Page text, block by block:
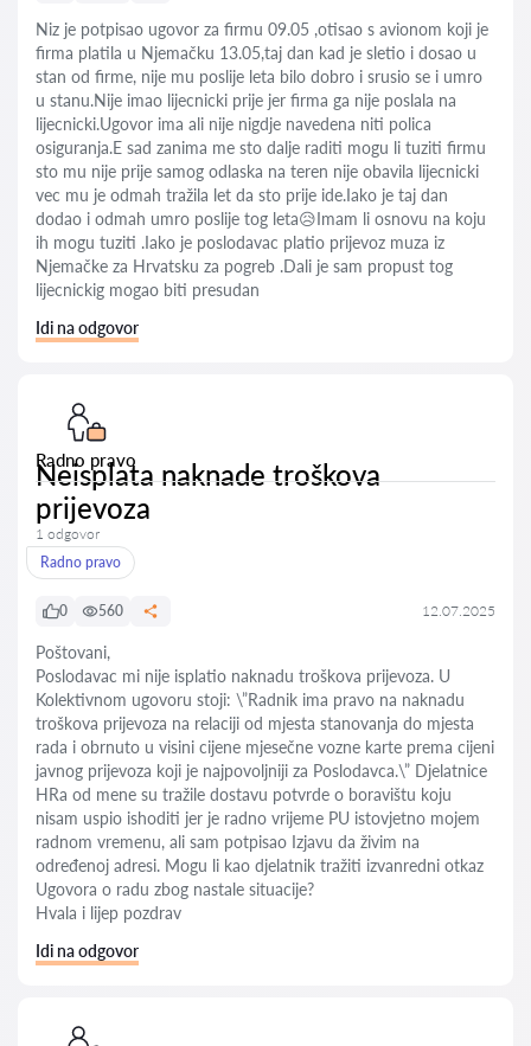
Niz je potpisao ugovor za firmu 09.05 ,otisao s avionom koji je
firma platila u Njemačku 13.05,taj dan kad je sletio i dosao u
stan od firme, nije mu poslije leta bilo dobro i srusio se i umro
u stanu.Nije imao lijecnicki prije jer firma ga nije poslala na
lijecnicki.Ugovor ima ali nije nigdje navedena niti polica
osiguranja.E sad zanima me sto dalje raditi mogu li tuziti firmu
sto mu nije prije samog odlaska na teren nije obavila lijecnicki
vec mu je odmah tražila let da sto prije ide.Iako je taj dan
dodao i odmah umro poslije tog leta😥Imam li osnovu na koju
ih mogu tuziti .Iako je poslodavac platio prijevoz muza iz
Njemačke za Hrvatsku za pogreb .Dali je sam propust tog
lijecnickig mogao biti presudan
Idi na odgovor
Radno pravo
Neisplata naknade troškova
prijevoza
1 odgovor
Radno pravo
0 560 12.07.2025
Poštovani,
Poslodavac mi nije isplatio naknadu troškova prijevoza. U
Kolektivnom ugovoru stoji: \”Radnik ima pravo na naknadu
troškova prijevoza na relaciji od mjesta stanovanja do mjesta
rada i obrnuto u visini cijene mjesečne vozne karte prema cijeni
javnog prijevoza koji je najpovoljniji za Poslodavca.\” Djelatnice
HRa od mene su tražile dostavu potvrde o boravištu koju
nisam uspio ishoditi jer je radno vrijeme PU istovjetno mojem
radnom vremenu, ali sam potpisao Izjavu da živim na
određenoj adresi. Mogu li kao djelatnik tražiti izvanredni otkaz
Ugovora o radu zbog nastale situacije?
Hvala i lijep pozdrav
Idi na odgovor